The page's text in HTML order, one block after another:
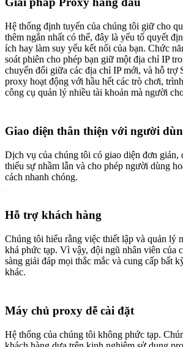
Hệ thống định tuyến của chúng tôi giữ cho
thêm ngắn nhất có thể, đây là yếu tố quyết
ích hay làm suy yếu kết nối của bạn. Chức
soát phiên cho phép bạn giữ một địa chỉ IP
chuyển đổi giữa các địa chỉ IP mới, và hỗ trợ
proxy hoạt động với hầu hết các trò chơi,
công cụ quản lý nhiều tài khoản mà người
Giao diện thân thiện với người
Dịch vụ của chúng tôi có giao diện đơn giản,
thiểu sự nhầm lẫn và cho phép người dùng
cách nhanh chóng.
Hỗ trợ khách hàng
Chúng tôi hiểu rằng việc thiết lập và quản lý
khá phức tạp. Vì vậy, đội ngũ nhân viên của
sàng giải đáp mọi thắc mắc và cung cấp bất
khác.
Máy chủ proxy dễ cài đặt
Hệ thống của chúng tôi không phức tạp.